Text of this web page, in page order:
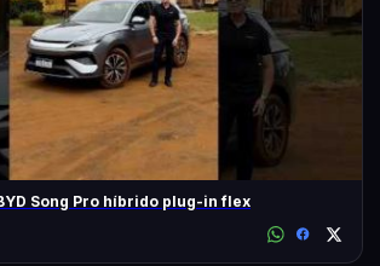
Song Pro híbrido plug-in flex